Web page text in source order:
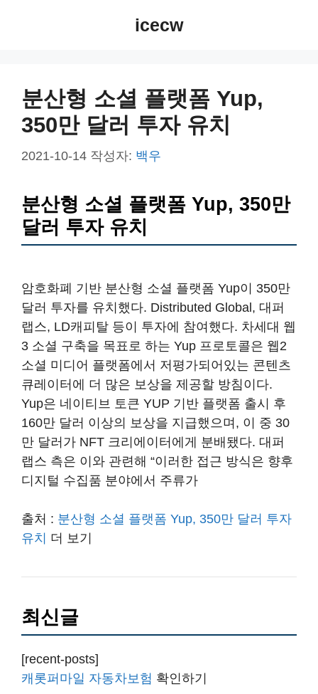
icecw
분산형 소셜 플랫폼 Yup,
350만 달러 투자 유치
2021-10-14 작성자: 백우
분산형 소셜 플랫폼 Yup, 350만
달러 투자 유치
암호화폐 기반 분산형 소셜 플랫폼 Yup이 350만
달러 투자를 유치했다. Distributed Global, 대퍼
랩스, LD캐피탈 등이 투자에 참여했다. 차세대 웹
3 소셜 구축을 목표로 하는 Yup 프로토콜은 웹2
소셜 미디어 플랫폼에서 저평가되어있는 콘텐츠
큐레이터에 더 많은 보상을 제공할 방침이다.
Yup은 네이티브 토큰 YUP 기반 플랫폼 출시 후
160만 달러 이상의 보상을 지급했으며, 이 중 30
만 달러가 NFT 크리에이터에게 분배됐다. 대퍼
랩스 측은 이와 관련해 “이러한 접근 방식은 향후
디지털 수집품 분야에서 주류가
출처 : 분산형 소셜 플랫폼 Yup, 350만 달러 투자
유치 더 보기
최신글
[recent-posts]
캐롯퍼마일 자동차보험 확인하기